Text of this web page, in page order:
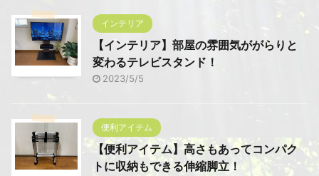
インテリア
【インテリア】部屋の雰囲気ががらりと
変わるテレビスタンド！
2023/5/5
便利アイテム
【便利アイテム】高さもあってコンパク
トに収納もできる伸縮脚立！